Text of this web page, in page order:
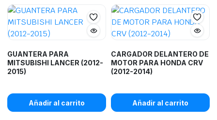
GUANTERA PARA
MITSUBISHI LANCER (2012-
2015)
Añadir al carrito
CARGADOR DELANTERO DE
MOTOR PARA HONDA CRV
(2012-2014)
Añadir al carrito